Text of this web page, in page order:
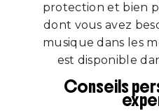
protection et bien
dont vous avez
musique dans les
est disponible
Conseils